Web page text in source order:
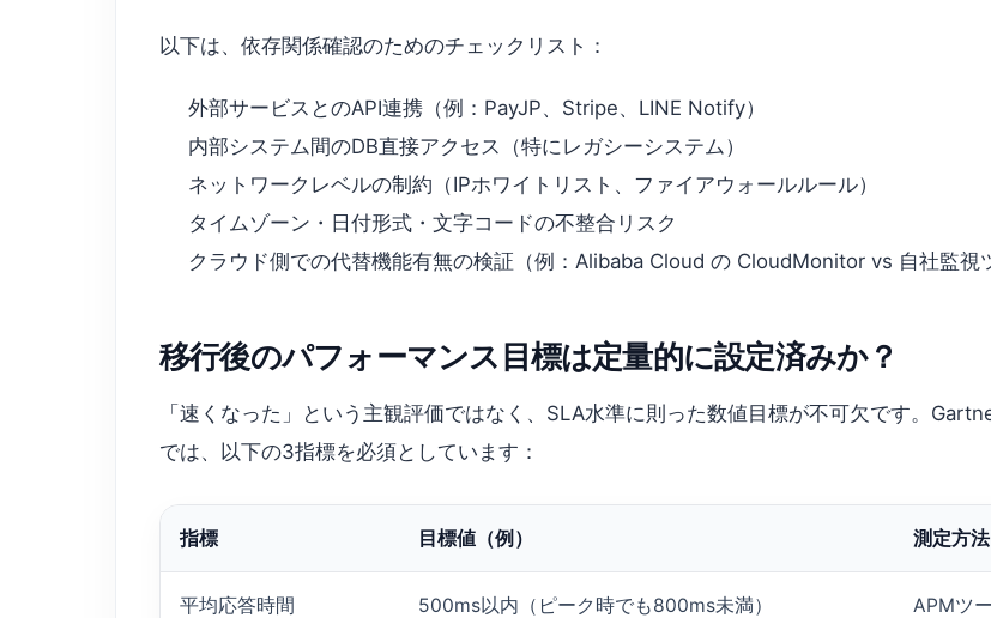
以下は、依存関係確認のためのチェックリスト：
外部サービスとのAPI連携（例：PayJP、Stripe、LINE Notify）
内部システム間のDB直接アクセス（特にレガシーシステム）
ネットワークレベルの制約（IPホワイトリスト、ファイアウォールルール）
タイムゾーン・日付形式・文字コードの不整合リスク
クラウド側での代替機能有無の検証（例：Alibaba Cloud の CloudMonitor vs 自社監視
移行後のパフォーマンス目標は定量的に設定済みか？
「速くなった」という主観評価ではなく、SLA水準に則った数値目標が不可欠です。
では、以下の3指標を必須としています：
指標 目標値（例） 測定方法
平均応答時間 500ms以内（ピーク時でも800ms未満） APMツ